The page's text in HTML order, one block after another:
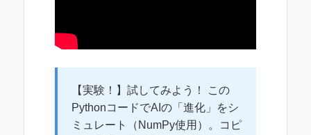
【実験！】試してみよう！ この
PythonコードでAIの「進化」をシ
ミュレート（NumPy使用）。コピ